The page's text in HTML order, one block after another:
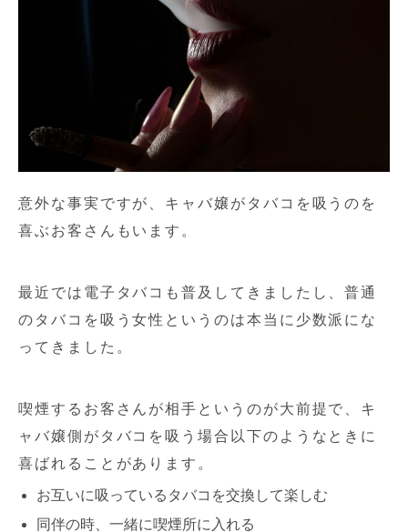
意外な事実ですが、キャバ嬢がタバコを吸うのを
喜ぶお客さんもいます。
最近では電子タバコも普及してきましたし、普通
のタバコを吸う女性というのは本当に少数派にな
ってきました。
喫煙するお客さんが相手というのが大前提で、キ
ャバ嬢側がタバコを吸う場合以下のようなときに
喜ばれることがあります。
お互いに吸っているタバコを交換して楽しむ
同伴の時、一緒に喫煙所に入れる